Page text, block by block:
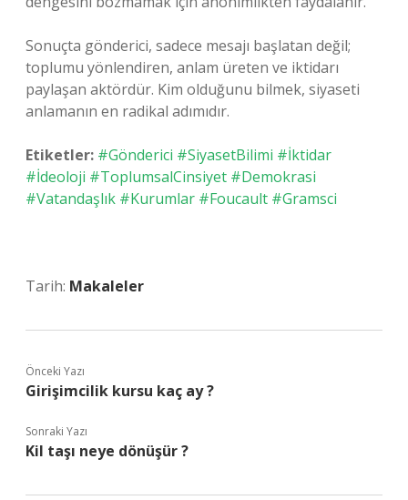
Sonuçta gönderici, sadece mesajı başlatan değil;
toplumu yönlendiren, anlam üreten ve iktidarı
paylaşan aktördür. Kim olduğunu bilmek, siyaseti
anlamanın en radikal adımıdır.
Etiketler: #Gönderici #SiyasetBilimi #İktidar
#İdeoloji #ToplumsalCinsiyet #Demokrasi
#Vatandaşlık #Kurumlar #Foucault #Gramsci
Tarih: Makaleler
Önceki Yazı
Girişimcilik kursu kaç ay ?
Sonraki Yazı
Kil taşı neye dönüşür ?